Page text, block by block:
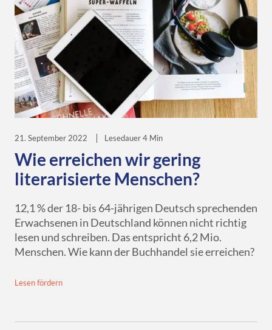
21. September 2022 Lesedauer 4 Min
Wie erreichen wir gering
literarisierte Menschen?
12,1 % der 18- bis 64-jährigen Deutsch sprechenden
Erwachsenen in Deutschland können nicht richtig
lesen und schreiben. Das entspricht 6,2 Mio.
Menschen. Wie kann der Buchhandel sie erreichen?
Lesen fördern